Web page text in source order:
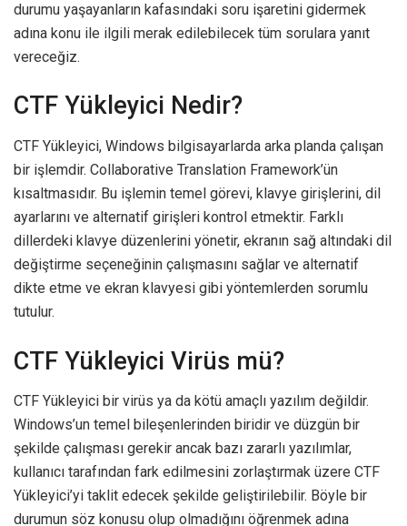
durumu yaşayanların kafasındaki soru işaretini gidermek
adına konu ile ilgili merak edilebilecek tüm sorulara yanıt
vereceğiz.
CTF Yükleyici Nedir?
CTF Yükleyici, Windows bilgisayarlarda arka planda çalışan
bir işlemdir. Collaborative Translation Framework’ün
kısaltmasıdır. Bu işlemin temel görevi, klavye girişlerini, dil
ayarlarını ve alternatif girişleri kontrol etmektir. Farklı
dillerdeki klavye düzenlerini yönetir, ekranın sağ altındaki dil
değiştirme seçeneğinin çalışmasını sağlar ve alternatif
dikte etme ve ekran klavyesi gibi yöntemlerden sorumlu
tutulur.
CTF Yükleyici Virüs mü?
CTF Yükleyici bir virüs ya da kötü amaçlı yazılım değildir.
Windows’un temel bileşenlerinden biridir ve düzgün bir
şekilde çalışması gerekir ancak bazı zararlı yazılımlar,
kullanıcı tarafından fark edilmesini zorlaştırmak üzere CTF
Yükleyici’yi taklit edecek şekilde geliştirilebilir. Böyle bir
durumun söz konusu olup olmadığını öğrenmek adına